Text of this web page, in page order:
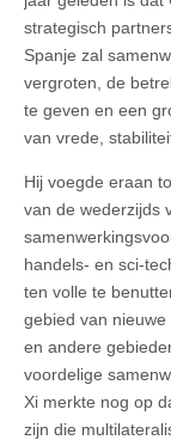
strategisch
Spanje zal
vergroten, de
te geven en een
van vrede,
Hij voegde eraan
van de wederzijds
handels- en sci-
ten volle te
gebied van
en andere
voordelige
Xi merkte nog op
zijn die